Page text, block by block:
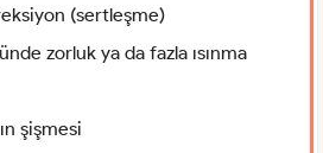
(sertleşme)
zorluk ya da fazla ısınma
şişmesi